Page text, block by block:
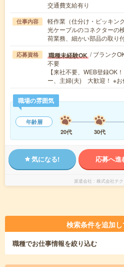
交通費支給有り
仕事内容
軽作業（仕分け・ピッキン
光ケーブルのコネクターの
荷業務、細かい部品の取り
応募資格 職種未経験OK / ブランク
不要
【来社不要、WEB登録OK
ー、主婦(夫) 大歓迎！ ※
職場の雰囲気
年齢層
20代
30代
気になる! 応募へ進
派遣会社 株式会社テ
検索条件を追加
職種でお仕事情報を絞り込む